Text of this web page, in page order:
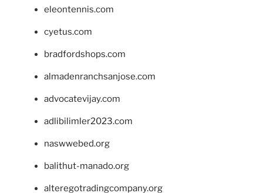
eleontennis.com
cyetus.com
bradfordshops.com
almadenranchsanjose.com
advocatevijay.com
adlibilimler2023.com
naswwebed.org
balithut-manado.org
alteregotradingcompany.org